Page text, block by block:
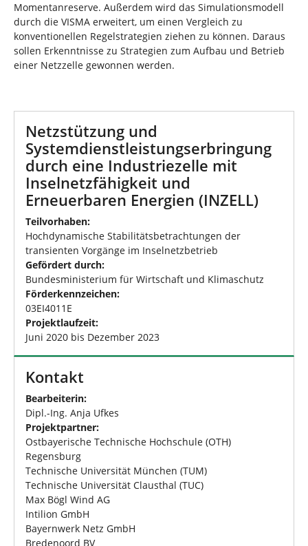
Momentanreserve. Außerdem wird das Simulationsmodell
durch die VISMA erweitert, um einen Vergleich zu
konventionellen Regelstrategien ziehen zu können. Daraus
sollen Erkenntnisse zu Strategien zum Aufbau und Betrieb
einer Netzzelle gewonnen werden.
Netzstützung und
Systemdienstleistungserbringung
durch eine Industriezelle mit
Inselnetzfähigkeit und
Erneuerbaren Energien (INZELL)
Teilvorhaben:
Hochdynamische Stabilitätsbetrachtungen der
transienten Vorgänge im Inselnetzbetrieb
Gefördert durch:
Bundesministerium für Wirtschaft und Klimaschutz
Förderkennzeichen:
03EI4011E
Projektlaufzeit:
Juni 2020 bis Dezember 2023
Kontakt
Bearbeiterin:
Dipl.-Ing. Anja Ufkes
Projektpartner:
Ostbayerische Technische Hochschule (OTH)
Regensburg
Technische Universität München (TUM)
Technische Universität Clausthal (TUC)
Max Bögl Wind AG
Intilion GmbH
Bayernwerk Netz GmbH
Bredenoord BV